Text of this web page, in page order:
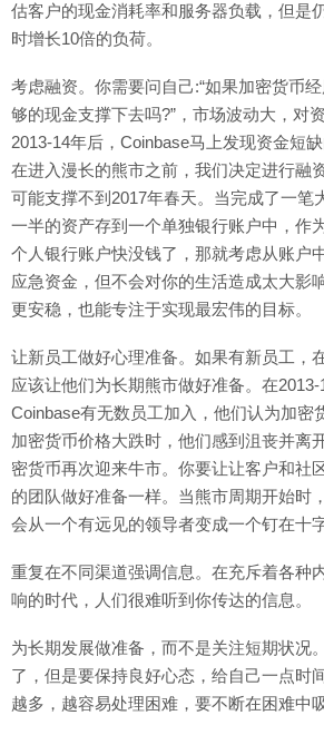
估客户的现金消耗率和服务器负载，但是
时增长10倍的负荷。
考虑融资。你需要问自己:“如果加密货币
够的现金支撑下去吗?”，市场波动大，对
2013-14年后，Coinbase马上发现资金短
在进入漫长的熊市之前，我们决定进行融
可能支撑不到2017年春天。当完成了一笔
一半的资产存到一个单独银行账户中，作
个人银行账户快没钱了，那就考虑从账户
应急资金，但不会对你的生活造成太大影
更安稳，也能专注于实现最宏伟的目标。
让新员工做好心理准备。如果有新员工，
应该让他们为长期熊市做好准备。在2013-
Coinbase有无数员工加入，他们认为加密
加密货币价格大跌时，他们感到沮丧并离
密货币再次迎来牛市。你要让让客户和社
的团队做好准备一样。当熊市周期开始时
会从一个有远见的领导者变成一个钉在十
重复在不同渠道强调信息。在充斥着各种
响的时代，人们很难听到你传达的信息。
为长期发展做准备，而不是关注短期状况
了，但是要保持良好心态，给自己一点时
越多，越容易处理困难，要不断在困难中